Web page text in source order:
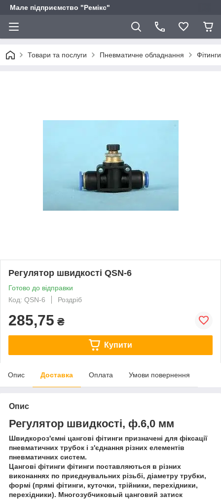
Мале підприємство "Ремікс"
Товари та послуги Пневматичне обладнання Фітинги
Регулятор швидкості QSN-6
Готово до відправки
Код: QSN-6
Роздріб
285,75 ₴
Купити
Опис Доставка Оплата Умови повернення
Опис
Регулятор швидкості, ф.6,0 мм
Швидкороз'ємні цангові фітинги призначені для фіксації
пневматичних трубок і з'єднання різних елементів
пневматичних систем.
Цангові фітинги фітинги поставляються в різних
виконаннях по приєднувальних різьбі, діаметру трубки,
формі (прямі фітинги, куточки, трійники, перехідники,
перехідники). Многозубчиковый цанговий затиск